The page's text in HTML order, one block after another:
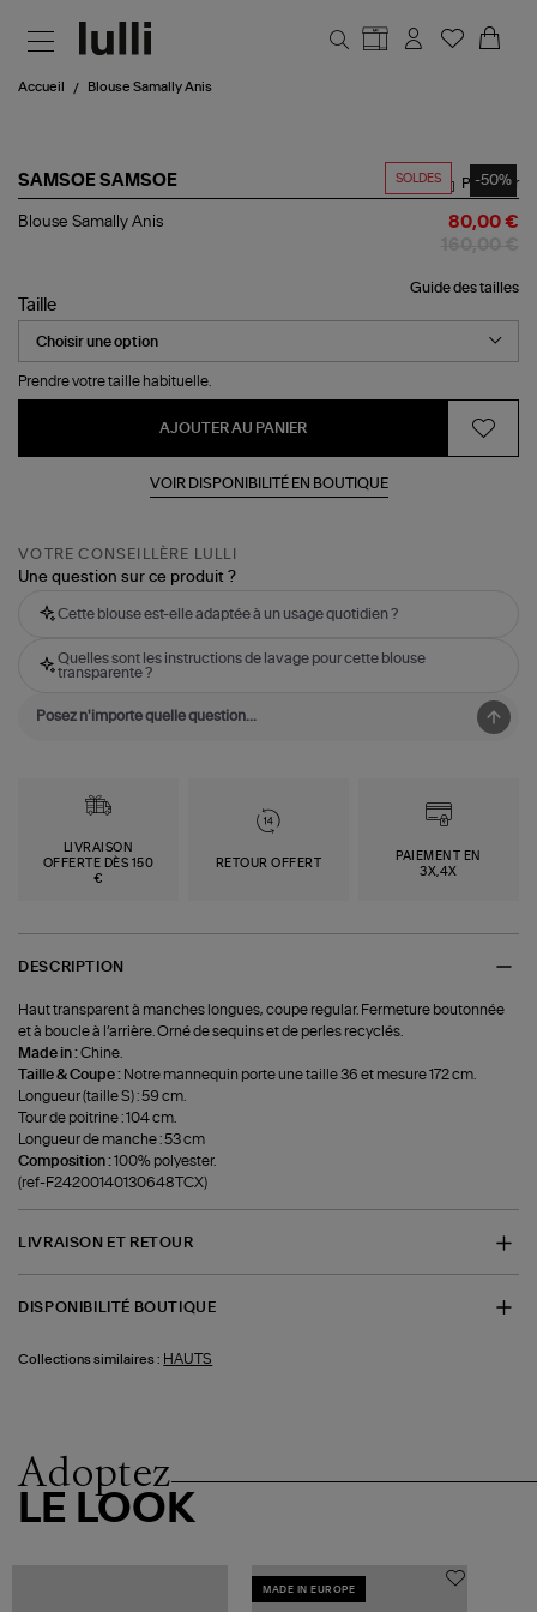
Accueil Blouse Samally Anis
SOLDES -50%
SAMSOE SAMSOE
Blouse
Partager
Blouse Samally Anis 80,00 €
Guide des tailles
Taille
Prendre votre taille habituelle.
AJOUTER AU PANIER
VOIR DISPONIBILITÉ EN BOUTIQUE
VOTRE CONSEILLÈRE LULLI
Une question sur ce produit ?
Cette blouse est-elle adaptée à un usage quotidien ?
Quelles sont les instructions de lavage pour cette blouse
transparente ?
LIVRAISON
OFFERTE DÈS 150
€
RETOUR OFFERT
PAIEMENT EN
3X,4X
DESCRIPTION
Haut transparent à manches longues, coupe regular. Fermeture boutonnée
et à boucle à l’arrière. Orné de sequins et de perles recyclés.
Made in :Chine.
Taille & Coupe : Notre mannequin porte une taille 36 et mesure 172 cm.
Longueur (taille S) : 59 cm.
Tour de poitrine : 104 cm.
Longueur de manche : 53 cm
Composition :100% polyester.
(ref-F24200140130648TCX)
LIVRAISON ET RETOUR
DISPONIBILITÉ BOUTIQUE
Collections similaires : HAUTS
Adoptez
LE LOOK
MADE IN EUROPE